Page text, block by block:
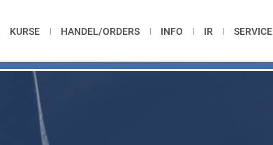
KURSE HANDEL/ORDERS INFO IR SERVICE